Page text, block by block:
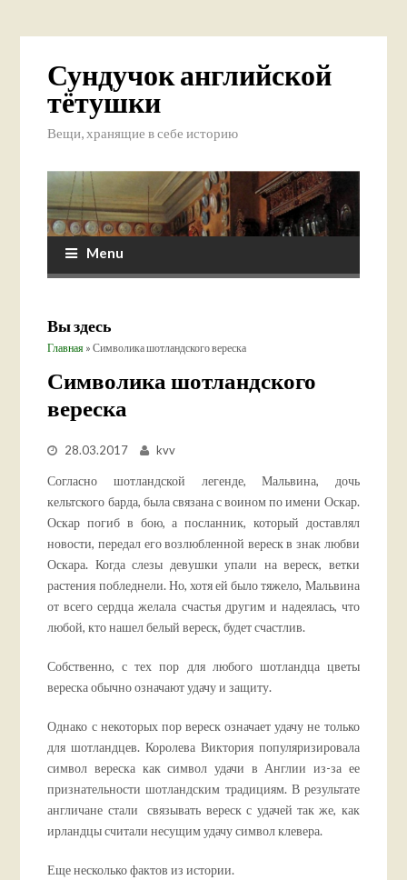
Сундучок английской
тётушки
Вещи, хранящие в себе историю
Menu
Вы здесь
Главная » Символика шотландского вереска
Символика шотландского
вереска
28.03.2017 kvv
Согласно шотландской легенде, Мальвина, дочь
кельтского барда, была связана с воином по имени Оскар.
Оскар погиб в бою, а посланник, который доставлял
новости, передал его возлюбленной вереск в знак любви
Оскара. Когда слезы девушки упали на вереск, ветки
растения побледнели. Но, хотя ей было тяжело, Мальвина
от всего сердца желала счастья другим и надеялась, что
любой, кто нашел белый вереск, будет счастлив.
Собственно, с тех пор для любого шотландца цветы
вереска обычно означают удачу и защиту.
Однако с некоторых пор вереск означает удачу не только
для шотландцев. Королева Виктория популяризировала
символ вереска как символ удачи в Англии из-за ее
признательности шотландским традициям. В результате
англичане стали связывать вереск с удачей так же, как
ирландцы считали несущим удачу символ клевера.
Еще несколько фактов из истории.